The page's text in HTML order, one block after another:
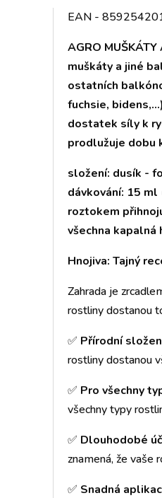
EAN -
AGRO
muškáty a jiné
ostatních
fuchsie,
dostatek síly k
prodlužuje dobu
složení: dusík -
dávkování: 15
roztokem
všechna
Hnojiva: Tajný
Zahrada je
rostliny dostanou
✅ Přírodní
rostliny dostanou
✅ Pro všechny
všechny typy
✅ Dlouhodobé
znamená, že vaše
✅ Snadná